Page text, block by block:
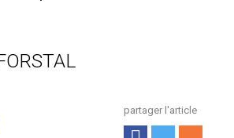
partager l'article